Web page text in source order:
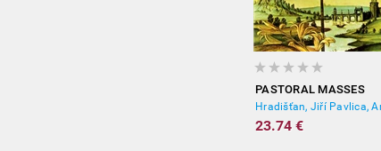
PASTORAL MASSES
23.74 €